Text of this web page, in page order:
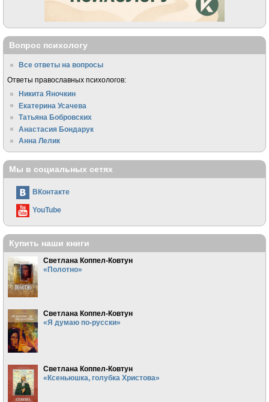
Вопрос психологу
Все ответы на вопросы
Ответы православных психологов:
Никита Яночкин
Екатерина Усачева
Татьяна Бобровских
Анастасия Бондарук
Анна Лелик
Мы в социальных сетях
ВКонтакте
YouTube
Купить наши книги
Светлана Коппел-Ковтун
«Полотно»
Светлана Коппел-Ковтун
«Я думаю по-русски»
Светлана Коппел-Ковтун
«Ксеньюшка, голубка Христова»